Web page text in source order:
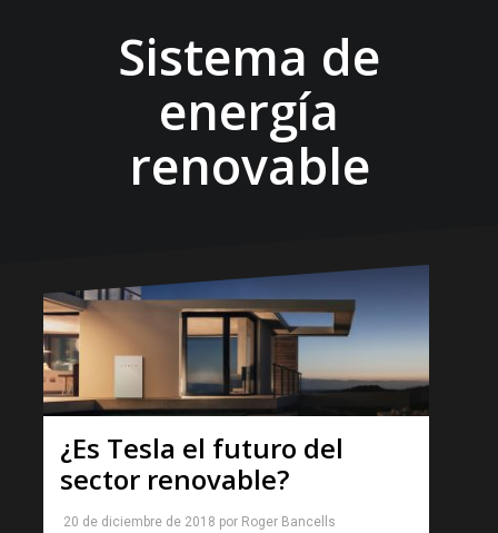
Sistema de
energía
renovable
¿Es Tesla el futuro del
sector renovable?
20 de diciembre de 2018 por Roger Bancells